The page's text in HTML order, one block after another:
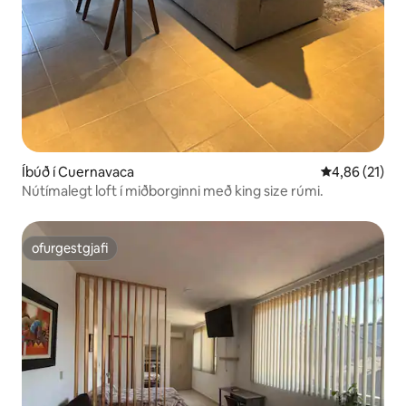
Íbúð í Cuernavaca 4,86 af 5 í
4,86 (21)
Nútímalegt loft í miðborginni með king size rúmi.
ofurgestgjafi
ofurgestgjafi